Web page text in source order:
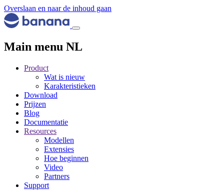
Overslaan en naar de inhoud gaan
Main menu NL
Product
Wat is nieuw
Karakteristieken
Download
Prijzen
Blog
Documentatie
Resources
Modellen
Extensies
Hoe beginnen
Video
Partners
Support